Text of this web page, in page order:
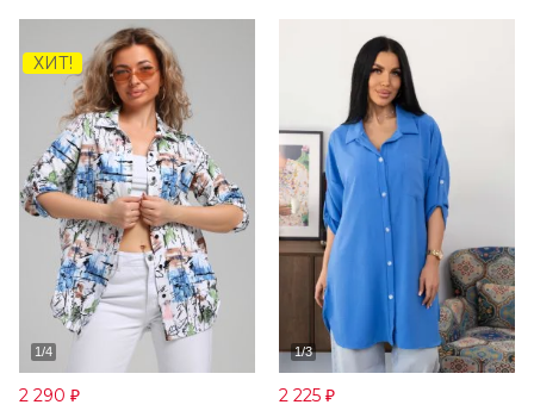
ХИТ!
2 290 ₽ 2 225 ₽